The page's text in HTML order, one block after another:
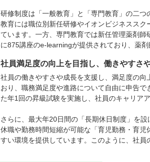
研修制度は「一般教育」と「専門教育」の二
教育には職位別新任研修やイオンビジネスス
ています。一方、専門教育では新任管理薬剤
に875講座のe-learningが提供されており、薬
社員満足度の向上を目指し、働きやすさ
社員の働きやすさや成長を支援し、満足度の
おり、職務満足度や進路について自由に申告
た年1回の昇級試験を実施し、社員のキャリア
さらに、最大年20日間の「長期休日制度」を
休職や勤務時間短縮が可能な「育児勤務・育
すい環境を提供しています。このように、社員